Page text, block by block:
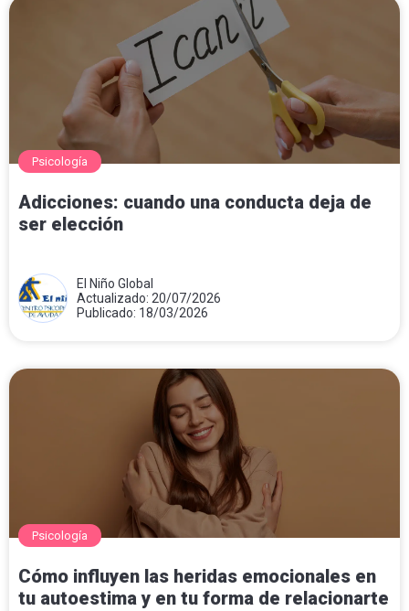
Psicología
Adicciones: cuando una conducta deja de
ser elección
El Niño Global
Actualizado: 20/07/2026
Publicado: 18/03/2026
Psicología
Cómo influyen las heridas emocionales en
tu autoestima y en tu forma de relacionarte